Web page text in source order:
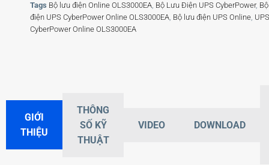
Tags Bộ lưu điện Online OLS3000EA, Bộ Lưu Điện UPS CyberPower,
điện UPS CyberPower Online OLS3000EA, Bộ lưu điện UPS Online, UPS
CyberPower Online OLS3000EA
GIỚI
THIỆU
THÔNG
SỐ KỸ
THUẬT
VIDEO DOWNLOAD